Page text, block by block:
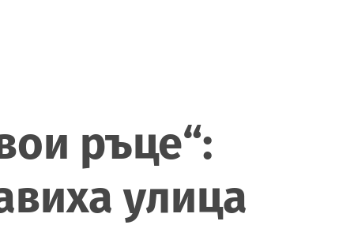
ръце“:
улица